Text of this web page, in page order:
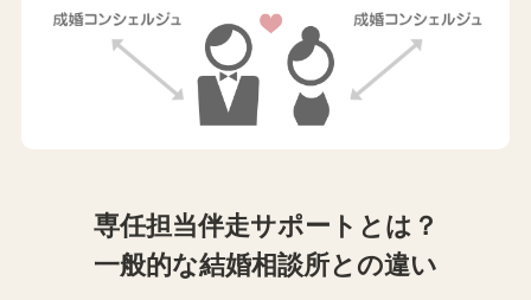
専任担当伴走サポートとは？
一般的な結婚相談所との違い